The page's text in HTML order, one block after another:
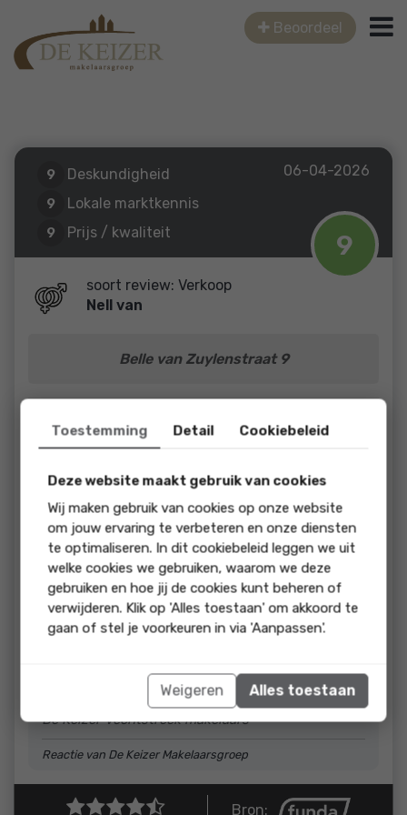
Beoordeel
06-04-2026
9
9 Deskundigheid
9 Lokale marktkennis
9 Prijs / kwaliteit
9
Service en begeleiding
soort review: Verkoop
Nell van
Belle van Zuylenstraat 9
We zijn geweldig geholpen door deze makelaar. Vooral Dana
te veel, ze hadden eindeloos geduld met onze vragen (en
dat waren er veel) We willen nooit meer verhuizen, maar
voor anderen: ga naar De Keizer!
reactie
Beste Nell en Paul, Bedankt voor de prachtige
beoordeling, dit waarderen we enorm. Wij hebben
het proces met jullie als erg prettig ervaren. De
eindresultaat. Wij wensen jullie veel geluk bij jullie
volgende stap. Met vriendelijke groet, Tijn en team
De Keizer Vechtstreek makelaars
Reactie van De Keizer Makelaarsgroep
Bron:
Toestemming Detail Cookiebeleid
Deze website maakt gebruik van cookies
Wij maken gebruik van cookies op onze website
om jouw ervaring te verbeteren en onze diensten
te optimaliseren. In dit cookiebeleid leggen we uit
welke cookies we gebruiken, waarom we deze
gebruiken en hoe jij de cookies kunt beheren of
verwijderen. Klik op 'Alles toestaan' om akkoord te
gaan of stel je voorkeuren in via 'Aanpassen'.
Weigeren Alles toestaan